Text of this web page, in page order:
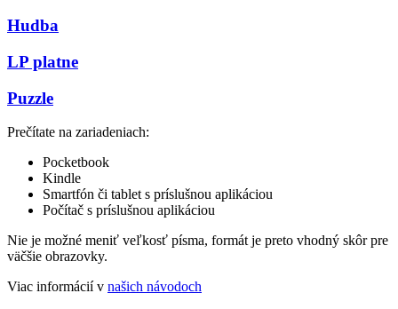
Hudba
LP platne
Puzzle
Prečítate na zariadeniach:
Pocketbook
Kindle
Smartfón či tablet s príslušnou aplikáciou
Počítač s príslušnou aplikáciou
Nie je možné meniť veľkosť písma, formát je preto vhodný skôr pre
väčšie obrazovky.
Viac informácií v našich návodoch